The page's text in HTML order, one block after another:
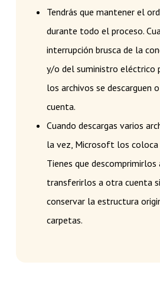
Tendrás que mantener el
durante todo el proceso.
interrupción brusca de la
y/o del suministro eléctrico
los archivos se descarguen
cuenta.
Cuando descargas varios
la vez, Microsoft los coloca
Tienes que descomprimirlos
transferirlos a otra cuenta
conservar la estructura
carpetas.